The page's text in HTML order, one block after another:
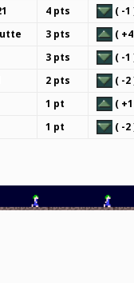
4 pts
( -1
3 pts
(
3 pts
( -1
2 pts
( -2
1 pt
(
1 pt ( -2